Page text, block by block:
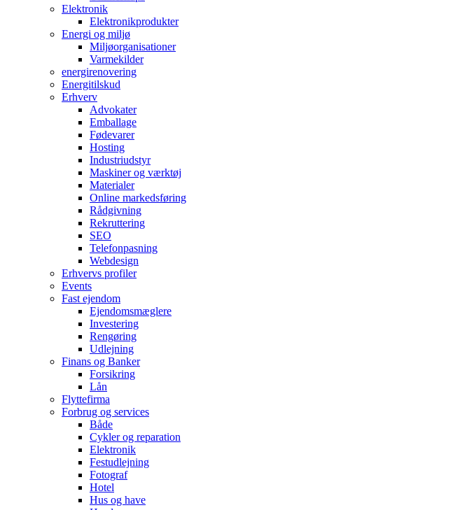
Elektronik
Elektronikprodukter
Energi og miljø
Miljøorganisationer
Varmekilder
energirenovering
Energitilskud
Erhverv
Advokater
Emballage
Fødevarer
Hosting
Industriudstyr
Maskiner og værktøj
Materialer
Online markedsføring
Rådgivning
Rekruttering
SEO
Telefonpasning
Webdesign
Erhvervs profiler
Events
Fast ejendom
Ejendomsmæglere
Investering
Rengøring
Udlejning
Finans og Banker
Forsikring
Lån
Flyttefirma
Forbrug og services
Både
Cykler og reparation
Elektronik
Festudlejning
Fotograf
Hotel
Hus og have